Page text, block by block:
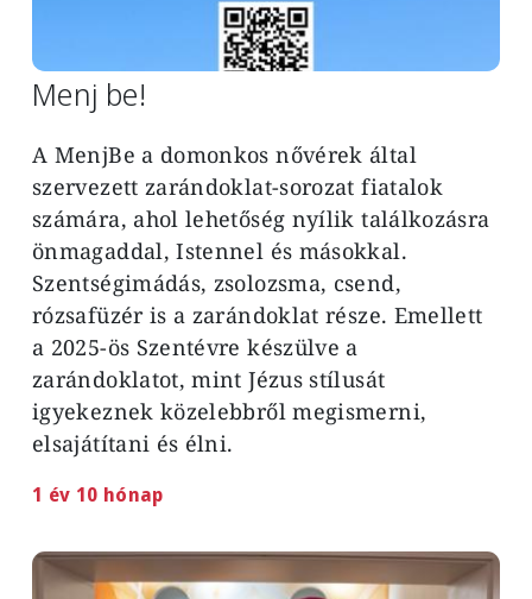
Menj be!
A MenjBe a domonkos nővérek által
szervezett ​zarándoklat-sorozat fiatalok
számára, ahol lehetőség nyílik ​találkozásra
önmagaddal, Istennel és másokkal.
Szentségimádás, zsolozsma, csend,
rózsafüzér is a ​zarándoklat része. Emellett
a 2025-ös Szentévre készülve a
zarándoklatot, ​mint Jézus stílusát
igyekeznek közelebbről megismerni, ​
elsajátítani és élni.
1 év 10 hónap
Image